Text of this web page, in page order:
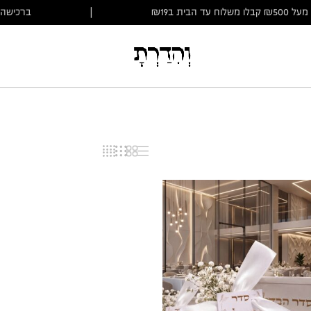
ברכישה מעל קבלו משלוח עד הבית ב₪19